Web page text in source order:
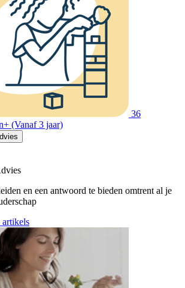
36
(Vanaf 3 jaar)
en een antwoord te bieden omtrent al je